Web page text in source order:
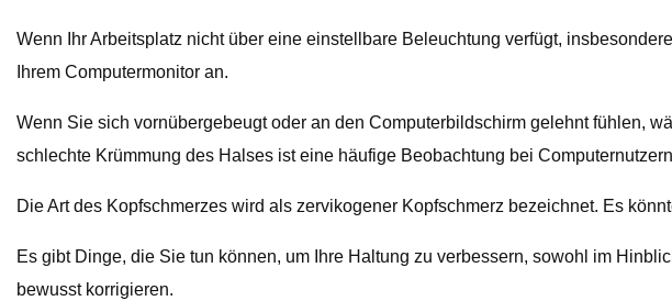
Wenn Ihr Arbeitsplatz nicht über eine einstellbare Beleuchtung verfügt,
Ihrem Computermonitor an.
Wenn Sie sich vornübergebeugt oder an den Computerbildschirm gelehnt fühlen,
schlechte Krümmung des Halses ist eine häufige Beobachtung bei
Die Art des Kopfschmerzes wird als zervikogener Kopfschmerz bezeichnet. Es
Es gibt Dinge, die Sie tun können, um Ihre Haltung zu verbessern, sowohl im
bewusst korrigieren.